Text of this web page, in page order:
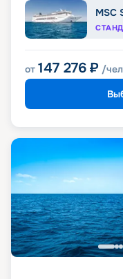
MSC
от 147 276 ₽ /чел